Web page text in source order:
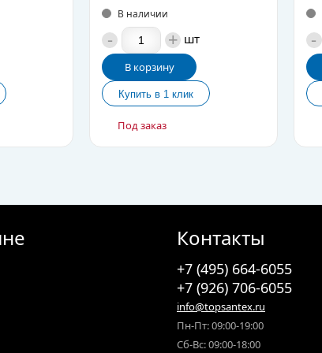
В наличии
- + шт
В корзину
Под заказ
-
Контакты
+7 (495) 664-6055
+7 (926) 706-6055
info@topsantex.ru
Пн-Пт: 09:00-19:00
Сб-Вс: 09:00-18:00